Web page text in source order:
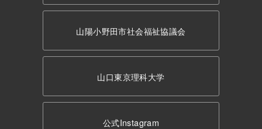
山陽小野田市社会福祉協議会
山口東京理科大学
公式Instagram